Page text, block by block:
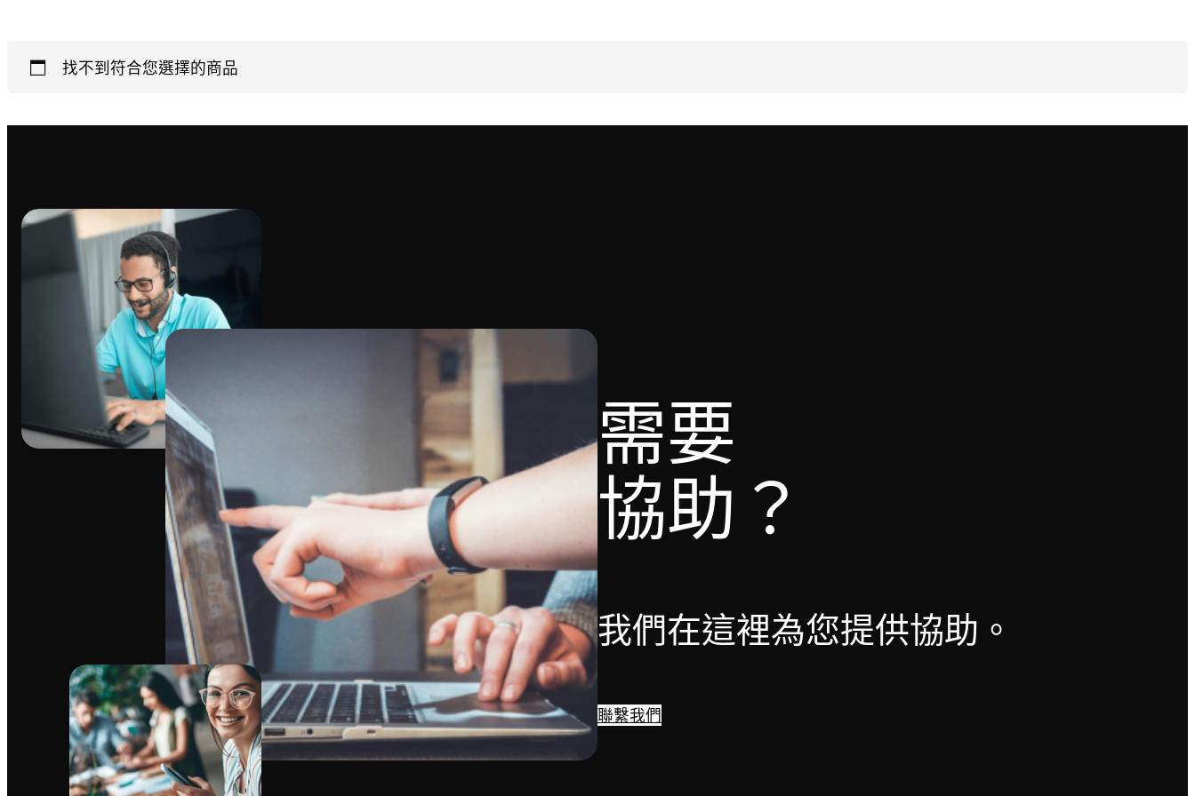
找不到符合您選擇的商品
需要
協助？
我們在這裡為您提供協助。
聯繫我們